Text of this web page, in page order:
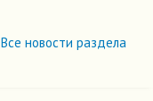
Все новости раздела